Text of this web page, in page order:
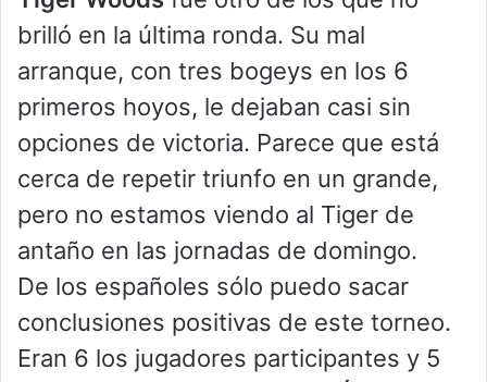
brilló en la última ronda. Su mal
arranque, con tres bogeys en los 6
primeros hoyos, le dejaban casi sin
opciones de victoria. Parece que está
cerca de repetir triunfo en un grande,
pero no estamos viendo al Tiger de
antaño en las jornadas de domingo.
De los españoles sólo puedo sacar
conclusiones positivas de este torneo.
Eran 6 los jugadores participantes y 5